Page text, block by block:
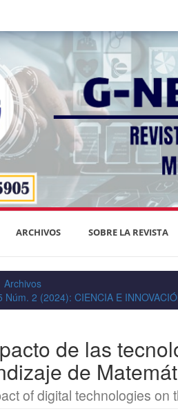
ARCHIVOS SOBRE LA REVISTA
Archivos
Núm. 2 (2024): CIENCIA E
de las
de
of digital technologies on